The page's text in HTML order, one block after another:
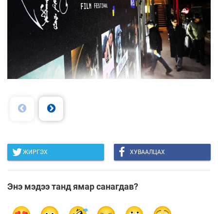
ЖИРГЭХ ХУВААЛЦАХ
Энэ мэдээ танд ямар санагдав?